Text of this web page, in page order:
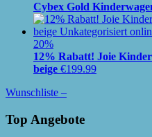
Cybex Gold
20%
12% Rabatt! Joie
beige €199.99
Wunschliste –
Top Angebote